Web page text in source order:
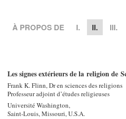
À PROPOS DE I. II. III.
Les signes extérieurs de la religion de
Frank K. Flinn, Dr en sciences des religions
Professeur adjoint d’études religieuses
Université Washington,
Saint-Louis, Missouri, U.S.A.